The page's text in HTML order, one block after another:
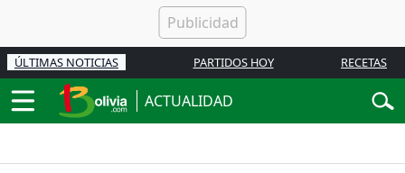
ÚLTIMAS NOTICIAS PARTIDOS HOY RECETAS
ACTUALIDAD